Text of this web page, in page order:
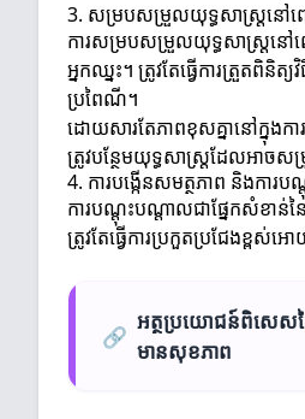
3. សម្របសម្រួលយុទ្ធសាស្ត្រនៅ
ការសម្របសម្រួលយុទ្ធសាស្ត្រនៅ
អ្នកឈ្នះ។ ត្រូវតែធ្វើការត្រួតពិនិត្
ប្រពៃណី។
ដោយសារតែភាពខុសគ្នានៅក្នុងក
ត្រូវបន្ថែមយុទ្ធសាស្ត្រដែលអាច
4. ការបង្កើនសមត្ថភាព និងការ
ការបណ្តុះបណ្តាលជាផ្នែកសំខាន់នៃ
ត្រូវតែធ្វើការប្រកួតប្រជែងខ្ពស់អ
🔗
អត្ថប្រយោជន៍ពិសេស
មានសុខភាព